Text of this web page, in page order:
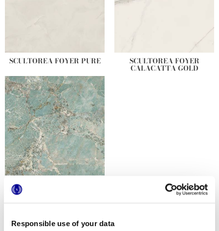
Responsible use of your data
SCULTOREA FOYER PURE SCULTOREA FOYER
CALACATTA GOLD
SCULTOREA FOYER GREEN